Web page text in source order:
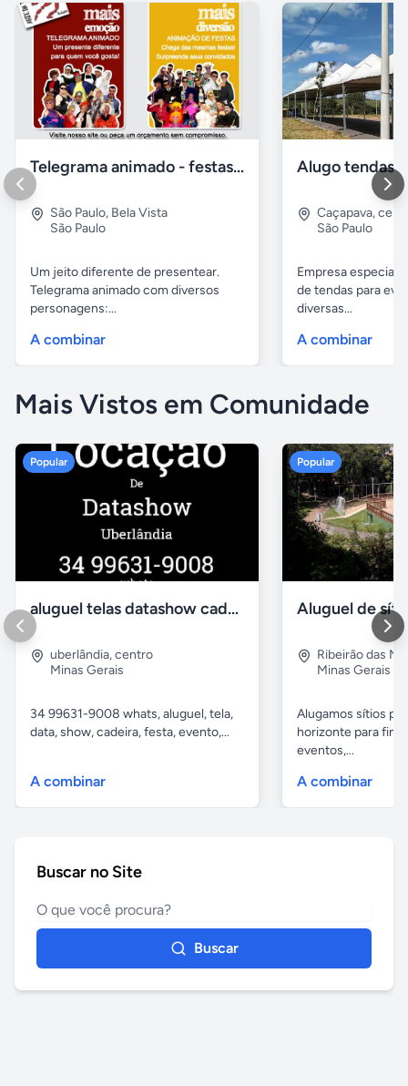
Telegrama animado - festas - presentes e eventos
São Paulo, Bela Vista
São Paulo
Um jeito diferente de presentear.
Telegrama animado com diversos
personagens:...
A combinar
Caçapava,
São Paulo
Empresa
de tendas para
diversas...
A combinar
Mais Vistos em Comunidade
Popular
aluguel telas datashow cadeiras uberlândia
uberlândia,centro
Minas Gerais
34 99631-9008 whats, aluguel, tela,
data, show, cadeira, festa, evento,...
A combinar
Popular
Ribeirão das
Minas Gerais
Alugamos sítios
horizonte para
eventos,...
A combinar
Buscar no Site
Buscar